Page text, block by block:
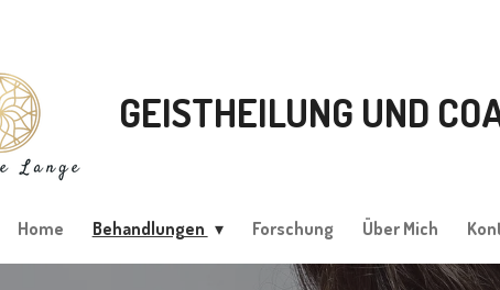
GEISTHEILUNG UND
Home Behandlungen Forschung Über Mich